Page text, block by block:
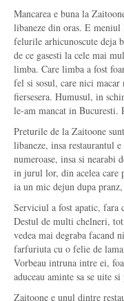
Mancarea e buna la
libaneze din oras. E
felurile arhicunoscute deja
de ce gasesti la cele mai
limba. Care limba a fost
fel si sosul, care nici macar
fiersesera. Humusul, in
le-am mancat in Bucuresti.
Preturile de la Zaitoone
libaneze, insa
numeroase, insa si nearabi
in jurul lor, din acelea care
ia un mic dejun dupa
Serviciul a fost apatic, fara
Destul de multi chelneri,
vedea mai degraba facand
farfuriuta cu o felie de
Vorbeau intruna intre ei,
aduceau aminte sa se uite
Zaitoone e unul dintre